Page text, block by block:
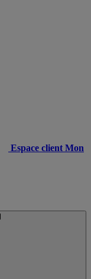
Espace client Mon